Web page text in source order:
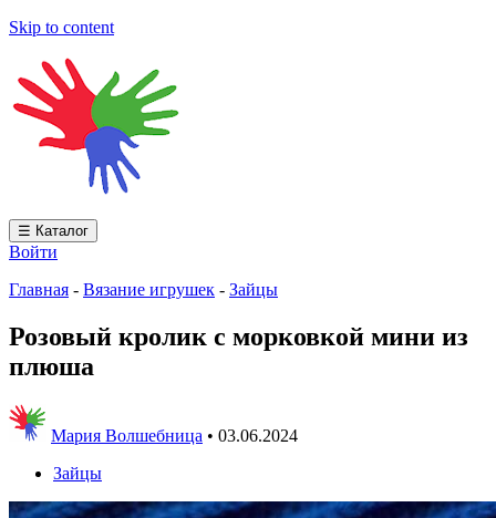
Skip to content
☰ Каталог
Войти
Главная - Вязание игрушек - Зайцы
Розовый кролик с морковкой мини из
плюша
Мария Волшебница • 03.06.2024
Зайцы